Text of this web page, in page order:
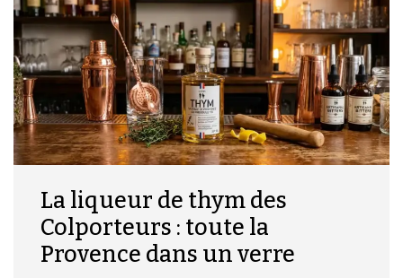
La liqueur de thym des
Colporteurs : toute la
Provence dans un verre